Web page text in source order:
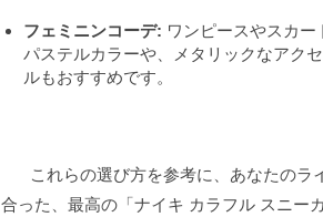
フェミニンコーデ: ワンピースやスカ
パステルカラーや、メタリックなアク
ルもおすすめです。
これらの選び方を参考に、あなたのラ
合った、最高の「ナイキ カラフル スニー